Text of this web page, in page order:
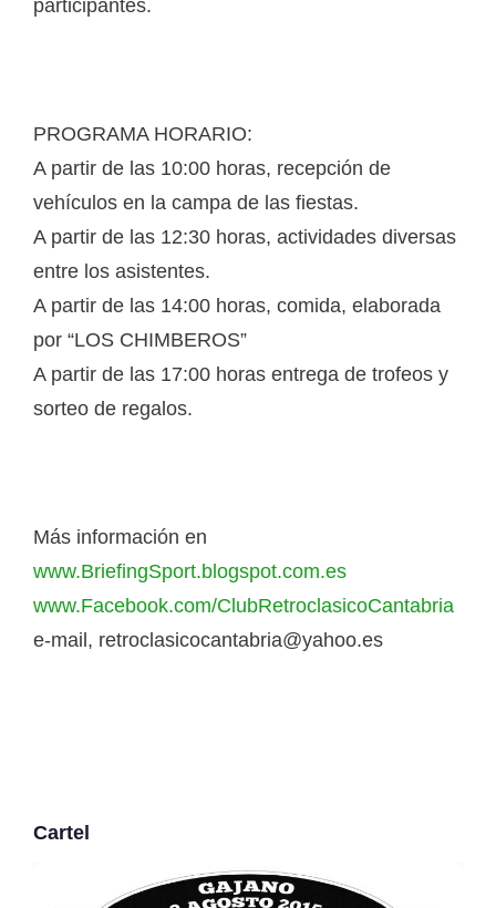
participantes.
PROGRAMA HORARIO:
A partir de las 10:00 horas, recepción de
vehículos en la campa de las fiestas.
A partir de las 12:30 horas, actividades diversas
entre los asistentes.
A partir de las 14:00 horas, comida, elaborada
por “LOS CHIMBEROS”
A partir de las 17:00 horas entrega de trofeos y
sorteo de regalos.
Más información en
www.BriefingSport.blogspot.com.es
www.Facebook.com/ClubRetroclasicoCantabria
e-mail, retroclasicocantabria@yahoo.es
Cartel